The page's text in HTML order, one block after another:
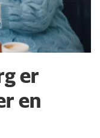
er
en